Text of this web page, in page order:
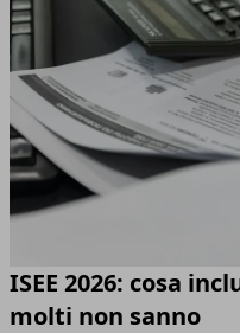
ISEE 2026: cosa
molti non sanno